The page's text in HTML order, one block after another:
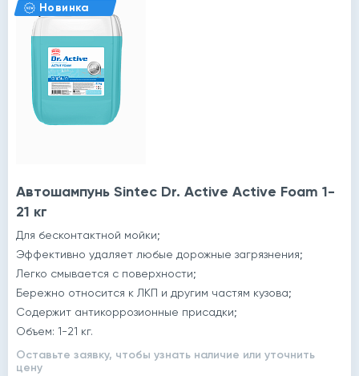
Новинка
Автошампунь Sintec Dr. Active Active Foam 1-
21 кг
Для бесконтактной мойки;
Эффективно удаляет любые дорожные загрязнения;
Легко смывается с поверхности;
Бережно относится к ЛКП и другим частям кузова;
Содержит антикоррозионные присадки;
Объем: 1-21 кг.
Оставьте заявку, чтобы узнать наличие или уточнить
цену